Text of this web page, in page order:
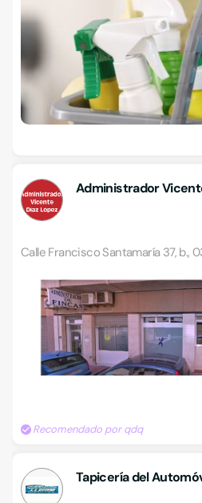
Administrador
Calle Francisco Santamaría 37, b.,
Recomendado por qdq
Tapicería del